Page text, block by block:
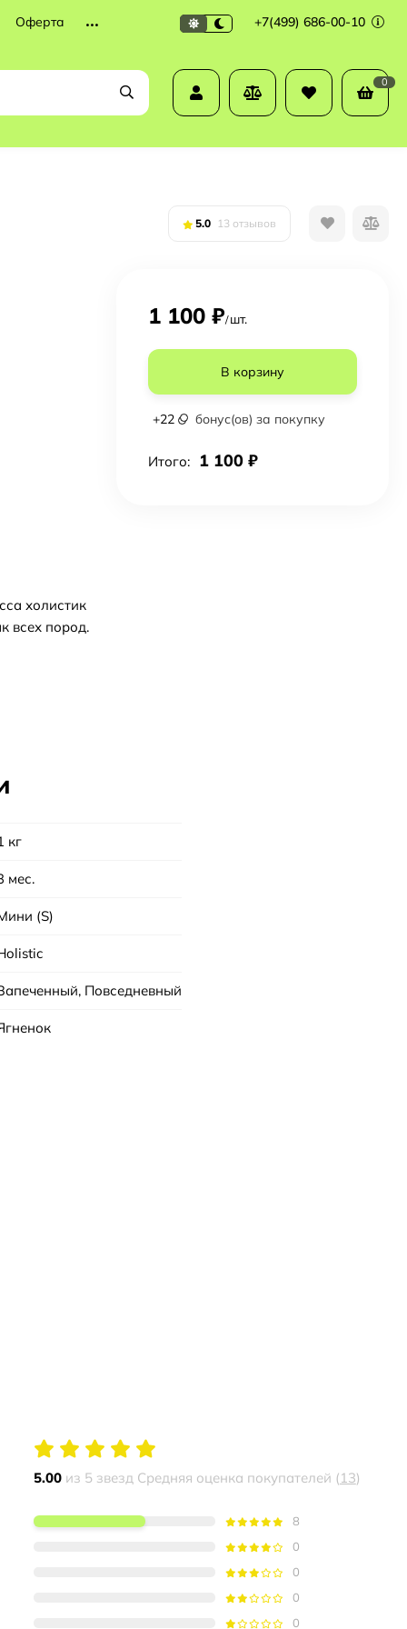
Оферта +7(499) 686-00-10
0
5.0 13 отзывов
холистик
всех пород.
1 100 ₽/ шт.
В корзину
+22 бонус(ов) за покупку
Итого: 1 100 ₽
кг
мес.
(S)
Повседневный
5.00из 5 звезд Средняя оценка покупателей (13)
8
0
0
0
0